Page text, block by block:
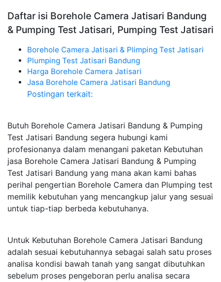
Daftar isi Borehole Camera Jatisari Bandung
& Pumping Test Jatisari, Pumping Test Jatisari
Borehole Camera Jatisari & Plimping Test Jatisari
Plumping Test Jatisari Bandung
Harga Borehole Camera Jatisari
Jasa Borehole Camera Jatisari Bandung
Postingan terkait:
Butuh Borehole Camera Jatisari Bandung & Pumping
Test Jatisari Bandung segera hubungi kami
profesionanya dalam menangani paketan Kebutuhan
jasa Borehole Camera Jatisari Bandung & Pumping
Test Jatisari Bandung yang mana akan kami bahas
perihal pengertian Borehole Camera dan Plumping test
memilik kebutuhan yang mencangkup jalur yang sesuai
untuk tiap-tiap berbeda kebutuhanya.
Untuk Kebutuhan Borehole Camera Jatisari Bandung
adalah sesuai kebutuhannya sebagai salah satu proses
analisa kondisi bawah tanah yang sangat dibutuhkan
sebelum proses pengeboran perlu analisa secara